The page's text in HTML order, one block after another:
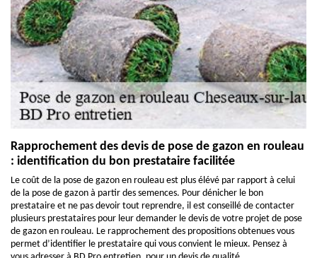
Rapprochement des devis de pose de gazon en rouleau
: identification du bon prestataire facilitée
Le coût de la pose de gazon en rouleau est plus élévé par rapport à celui
de la pose de gazon à partir des semences. Pour dénicher le bon
prestataire et ne pas devoir tout reprendre, il est conseillé de contacter
plusieurs prestataires pour leur demander le devis de votre projet de pose
de gazon en rouleau. Le rapprochement des propositions obtenues vous
permet d’identifier le prestataire qui vous convient le mieux. Pensez à